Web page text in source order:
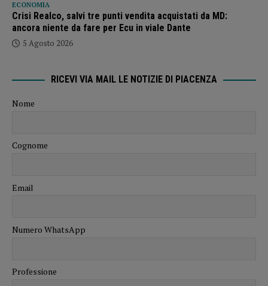
ECONOMIA
Crisi Realco, salvi tre punti vendita acquistati da MD:
ancora niente da fare per Ecu in viale Dante
5 Agosto 2026
RICEVI VIA MAIL LE NOTIZIE DI PIACENZA
Nome
Cognome
Email
Numero WhatsApp
Professione